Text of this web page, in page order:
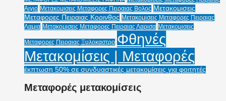
Αιγιο Μετακομισεις Μεταφορες Πειραιας Βολος Μετακομισεις
Μεταφορες Πειραιας Κορινθος Μετακομισεις Μεταφορες Πειραιας
Λαμια Μετακομισεις Μεταφορες Πειραιας Λαρισα Μετακομισεις
Μεταφορες Πειραιας Ξυλοκαστρο Φθηνές
Μετακομίσεις | Μεταφορές
έκπτωση 50% σε συνδυαστικές μετακομίσεις για φοιτητές
Μεταφορές μετακομίσεις